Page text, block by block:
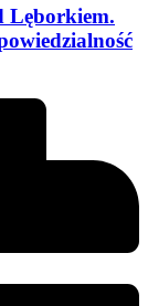
Lęborkiem.